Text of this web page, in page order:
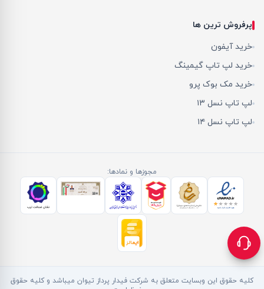
پرفروش ترین ها
خرید آیفون
خرید لپ تاپ گیمینگ
خرید مک بوک پرو
لپ تاپ نسل ۱۳
لپ تاپ نسل ۱۴
مجوزها و نمادها:
کلیه حقوق این وبسایت متعلق به شرکت فیدار پرداز تیوان میباشد و کلیه حقوق